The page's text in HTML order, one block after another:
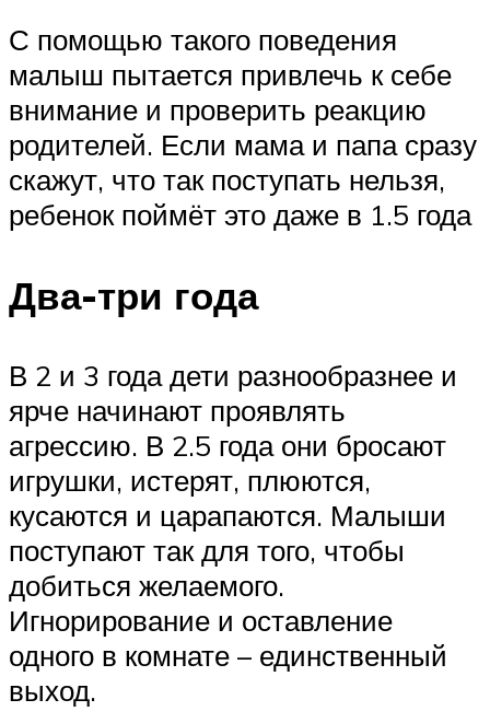
С помощью такого поведения
малыш пытается привлечь к себе
внимание и проверить реакцию
родителей. Если мама и папа сразу
скажут, что так поступать нельзя,
ребенок поймёт это даже в 1.5 года
Два-три года
В 2 и 3 года дети разнообразнее и
ярче начинают проявлять
агрессию. В 2.5 года они бросают
игрушки, истерят, плюются,
кусаются и царапаются. Малыши
поступают так для того, чтобы
добиться желаемого.
Игнорирование и оставление
одного в комнате – единственный
выход.